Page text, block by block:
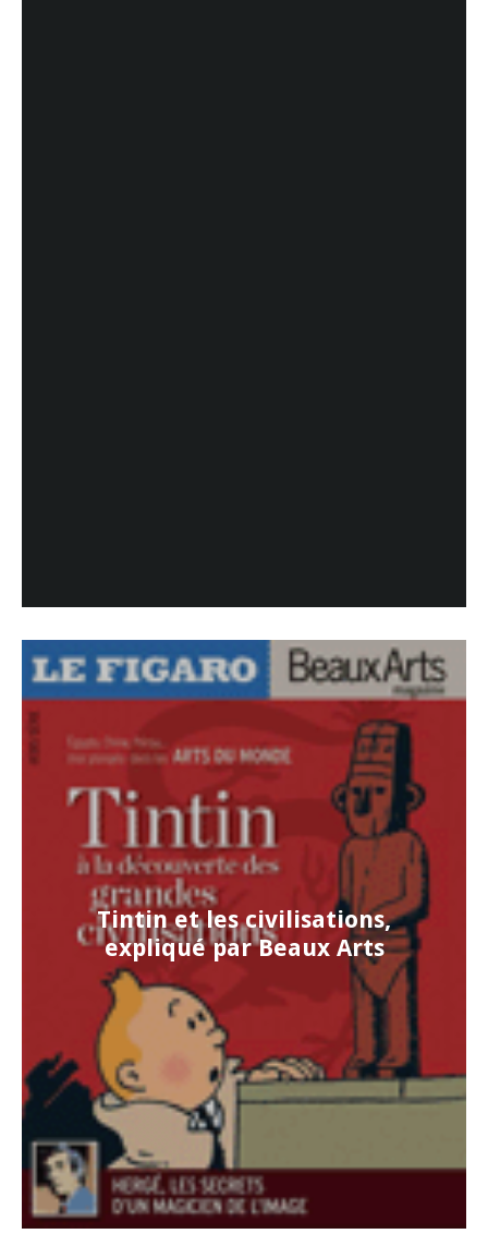
Tintin et les civilisations,
expliqué par Beaux Arts